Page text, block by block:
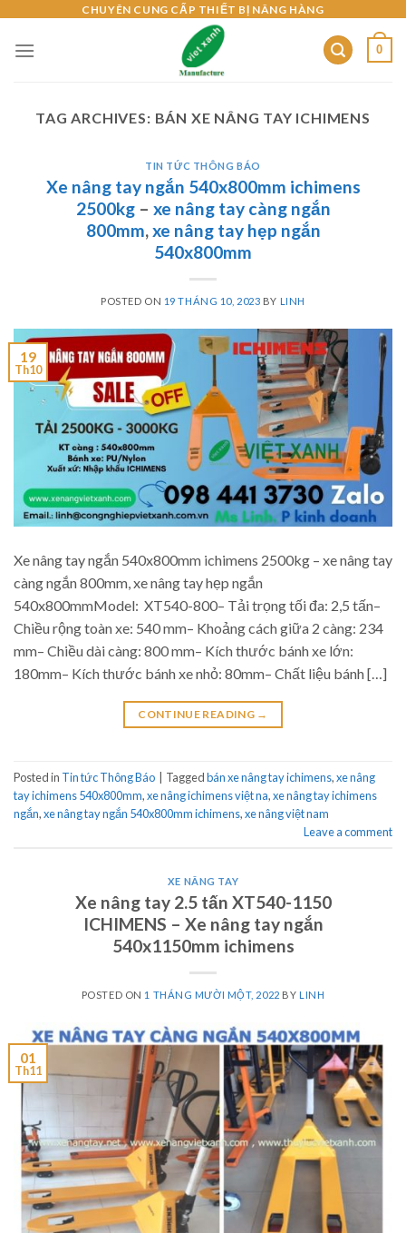
content
CHUYÊN CUNG CẤP THIẾT BỊ NÂNG HÀNG
0
TAG ARCHIVES: BÁN XE NÂNG TAY ICHIMENS
TIN TỨC THÔNG BÁO
Xe nâng tay ngắn 540x800mm ichimens
2500kg– xe nâng tay càng ngắn
800mm, xe nâng tay hẹp ngắn
540x800mm
POSTED ON 19 THÁNG 10, 2023 BY LINH
19
Th10
Xe nâng tay ngắn 540x800mm ichimens 2500kg – xe nâng tay
càng ngắn 800mm, xe nâng tay hẹp ngắn
540x800mmModel: XT540-800– Tải trọng tối đa: 2,5 tấn–
Chiều rộng toàn xe: 540 mm– Khoảng cách giữa 2 càng: 234
mm– Chiều dài càng: 800 mm– Kích thước bánh xe lớn:
180mm– Kích thước bánh xe nhỏ: 80mm– Chất liệu bánh […]
CONTINUE READING →
Posted in Tin tức Thông Báo Taggedbán xe nâng tay ichimens,xe nâng
tay ichimens 540x800mm,xe nâng ichimens việt na,xe nâng tay ichimens
ngắn,xe nâng tay ngắn 540x800mm ichimens,xe nâng việt nam
Leave a comment
XE NÂNG TAY
Xe nâng tay 2.5 tấn XT540-1150
ICHIMENS – Xe nâng tay ngắn
540x1150mm ichimens
POSTED ON 1 THÁNG MƯỜI MỘT, 2022 BY LINH
01
Th11